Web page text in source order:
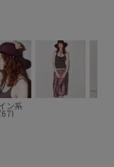
ン系
(67)